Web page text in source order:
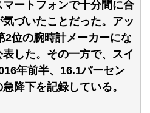
ートフォンで十分間に合
づいたことだった。アッ
2位の腕時計メーカーにな
した。その一方で、スイ
年前半、16.1パーセン
降下を記録している。